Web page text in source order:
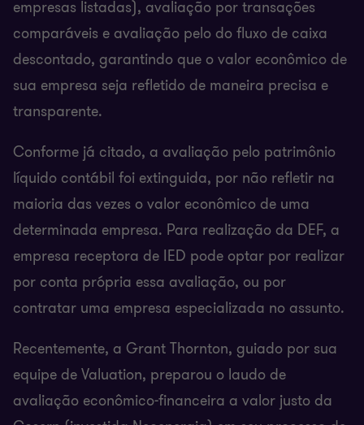
empresas listadas), avaliação por transações
comparáveis e avaliação pelo do fluxo de caixa
descontado, garantindo que o valor econômico de
sua empresa seja refletido de maneira precisa e
transparente.
Conforme já citado, a avaliação pelo patrimônio
líquido contábil foi extinguida, por não refletir na
maioria das vezes o valor econômico de uma
determinada empresa. Para realização da DEF, a
empresa receptora de IED pode optar por realizar
por conta própria essa avaliação, ou por
contratar uma empresa especializada no assunto.
Recentemente, a Grant Thornton, guiado por sua
equipe de Valuation, preparou o laudo de
avaliação econômico-financeira a valor justo da